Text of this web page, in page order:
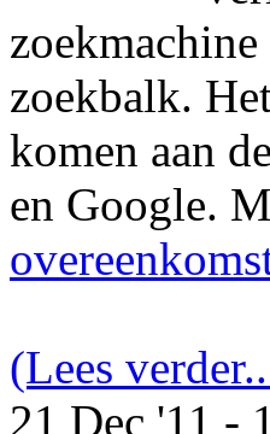
zoekbalk.
komen aan
en Google.
(Lees
21 Dec '11 -